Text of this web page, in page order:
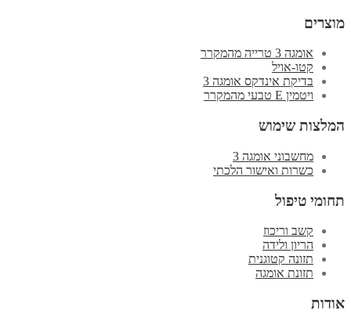
מוצרים
אומגה 3 טרייה מהמקרר
קטו-אויל
בדיקת אינדקס אומגה 3
ויטמין E טבעי מהמקרר
המלצות שימוש
מחשבוני אומגה 3
כשרות ואישור הלכתי
תחומי טיפול
קשב וריכוז
הריון ולידה
תזונה קטוגנית
תזונת אומגה
אודות